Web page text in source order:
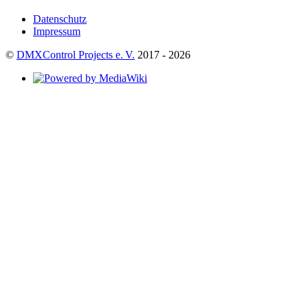
Datenschutz
Impressum
© DMXControl Projects e. V. 2017 - 2026